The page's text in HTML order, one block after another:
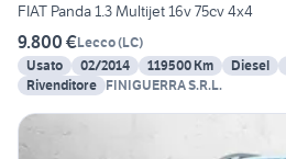
FIAT Panda 1.3 Multijet 16v 75cv 4x4
9.800 €Lecco(LC)
Usato
02/2014 119500 Km Diesel
Rivenditore FINIGUERRA S.R.L.